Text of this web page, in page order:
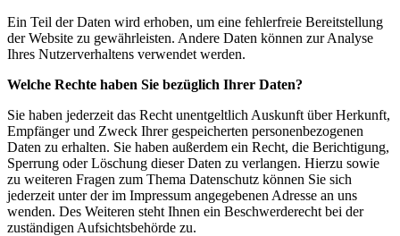
Ein Teil der Daten wird erhoben, um eine fehlerfreie Bereitstellung
der Website zu gewährleisten. Andere Daten können zur Analyse
Ihres Nutzerverhaltens verwendet werden.
Welche Rechte haben Sie bezüglich Ihrer Daten?
Sie haben jederzeit das Recht unentgeltlich Auskunft über Herkunft,
Empfänger und Zweck Ihrer gespeicherten personenbezogenen
Daten zu erhalten. Sie haben außerdem ein Recht, die Berichtigung,
Sperrung oder Löschung dieser Daten zu verlangen. Hierzu sowie
zu weiteren Fragen zum Thema Datenschutz können Sie sich
jederzeit unter der im Impressum angegebenen Adresse an uns
wenden. Des Weiteren steht Ihnen ein Beschwerderecht bei der
zuständigen Aufsichtsbehörde zu.